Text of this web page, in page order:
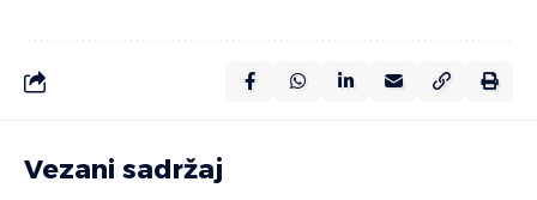
Vezani sadržaj